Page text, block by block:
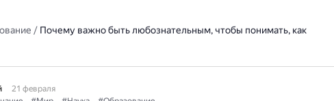
/ Почему важно быть любознательным, чтобы понимать, как
21 февраля